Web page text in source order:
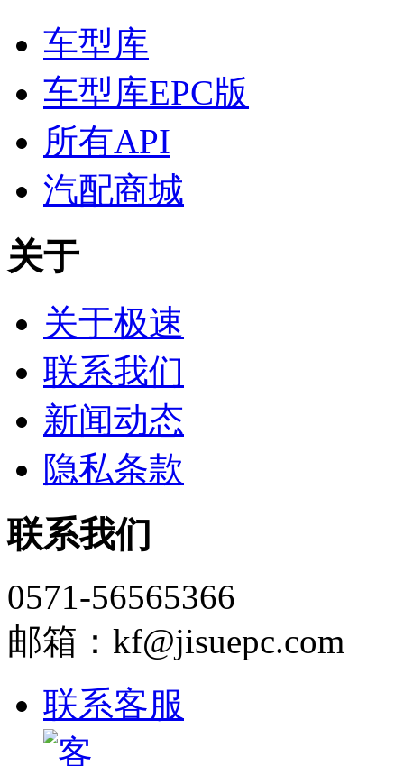
车型库
车型库EPC版
所有API
汽配商城
关于
关于极速
联系我们
新闻动态
隐私条款
联系我们
0571-56565366
邮箱：kf@jisuepc.com
联系客服